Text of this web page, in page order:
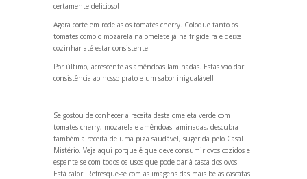
certamente delicioso!
Agora corte em rodelas os tomates cherry. Coloque tanto os
tomates como o mozarela na omelete já na frigideira e deixe
cozinhar até estar consistente.
Por último, acrescente as amêndoas laminadas. Estas vão dar
consistência ao nosso prato e um sabor inigualável!
Se gostou de conhecer a receita desta omeleta verde com
tomates cherry, mozarela e amêndoas laminadas, descubra
também a receita de uma piza saudável, sugerida pelo Casal
Mistério. Veja aqui porque é que deve consumir ovos cozidose
espante-se com todos os usos que pode dar à casca dos ovos.
Está calor! Refresque-se com as imagens das mais belas cascatas